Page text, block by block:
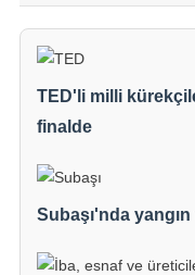
TED'li milli
finalde
Subaşı'nda